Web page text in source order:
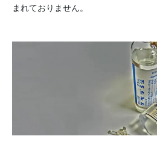
まれておりません。